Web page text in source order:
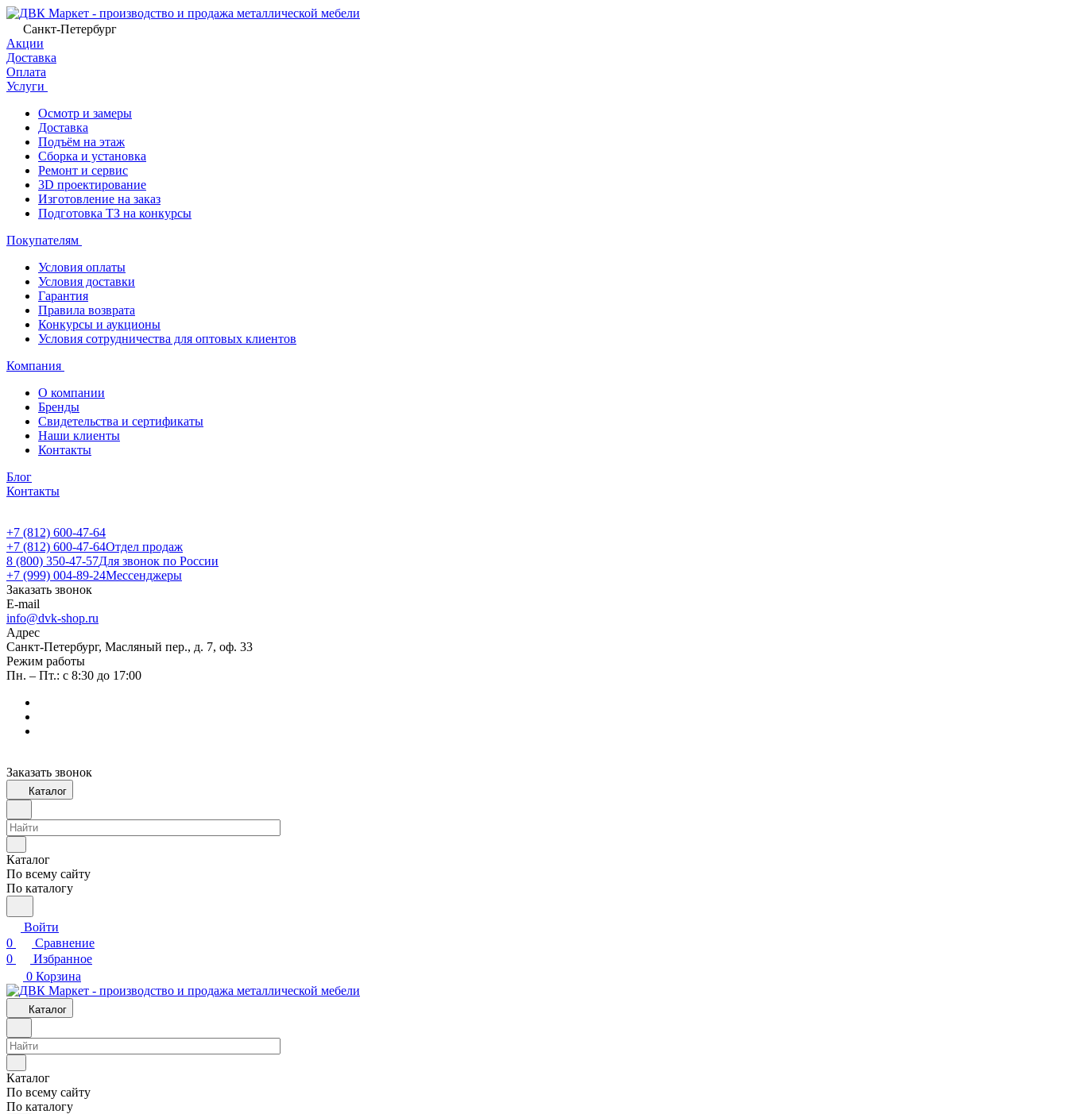
Санкт-Петербург
Акции
Доставка
Оплата
Услуги
Осмотр и замеры
Доставка
Подъём на этаж
Сборка и установка
Ремонт и сервис
3D проектирование
Изготовление на заказ
Подготовка ТЗ на конкурсы
Покупателям
Условия оплаты
Условия доставки
Гарантия
Правила возврата
Конкурсы и аукционы
Условия сотрудничества для оптовых клиентов
Компания
О компании
Бренды
Свидетельства и сертификаты
Наши клиенты
Контакты
Блог
Контакты
+7 (812) 600-47-64
+7 (812) 600-47-64Отдел продаж
8 (800) 350-47-57Для звонок по России
+7 (999) 004-89-24Мессенджеры
Заказать звонок
E-mail
info@dvk-shop.ru
Адрес
Санкт-Петербург, Масляный пер., д. 7, оф. 33
Режим работы
Пн. – Пт.: с 8:30 до 17:00
Заказать звонок
Каталог
Каталог
По всему сайту
По каталогу
Войти
0
Сравнение
0
Избранное
0 Корзина
Каталог
Каталог
По всему сайту
По каталогу